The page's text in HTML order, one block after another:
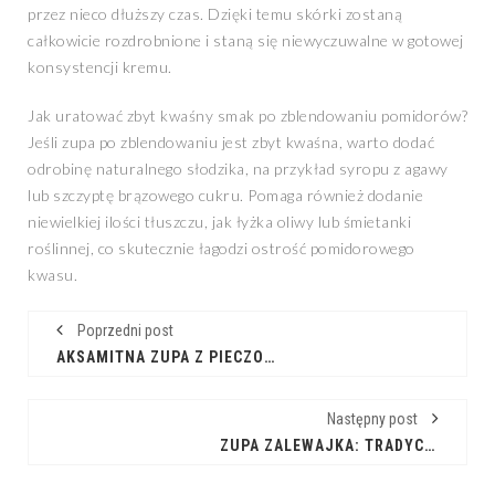
przez nieco dłuższy czas. Dzięki temu skórki zostaną
całkowicie rozdrobnione i staną się niewyczuwalne w gotowej
konsystencji kremu.
Jak uratować zbyt kwaśny smak po zblendowaniu pomidorów?
Jeśli zupa po zblendowaniu jest zbyt kwaśna, warto dodać
odrobinę naturalnego słodzika, na przykład syropu z agawy
lub szczyptę brązowego cukru. Pomaga również dodanie
niewielkiej ilości tłuszczu, jak łyżka oliwy lub śmietanki
roślinnej, co skutecznie łagodzi ostrość pomidorowego
kwasu.
Poprzedni post
AKSAMITNA ZUPA Z PIECZONEJ DYNI HOKKAIDO: PRZEPIS IDEALNY NA JESIEŃ
Następny post
ZUPA ZALEWAJKA: TRADYCYJNY PRZEPIS NA STAROPOLSKI DOMOWY SPECJAŁ